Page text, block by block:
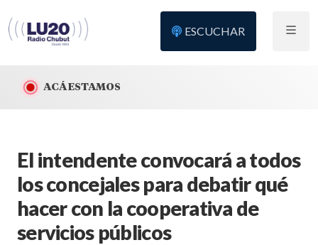
ESCUCHAR
ACÁ ESTAMOS
El intendente convocará a todos
los concejales para debatir qué
hacer con la cooperativa de
servicios públicos